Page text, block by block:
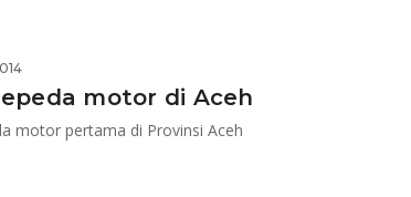
motor di Aceh
motor pertama di Provinsi Aceh